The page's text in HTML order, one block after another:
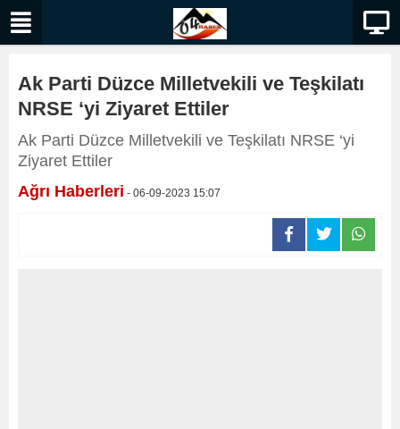
Ak Parti Düzce Milletvekili ve Teşkilatı
NRSE ‘yi Ziyaret Ettiler
Ak Parti Düzce Milletvekili ve Teşkilatı NRSE ‘yi
Ziyaret Ettiler
Ağrı Haberleri - 06-09-2023 15:07